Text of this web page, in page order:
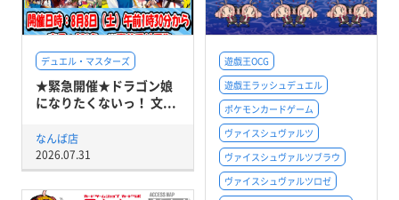
デュエル・マスターズ
★緊急開催★ドラゴン娘
になりたくないっ！ 文...
なんば店
2026.07.31
遊戯王OCG
遊戯王ラッシュデュエル
ポケモンカードゲーム
ヴァイスシュヴァルツ
ヴァイスシュヴァルツブラウ
ヴァイスシュヴァルツロゼ